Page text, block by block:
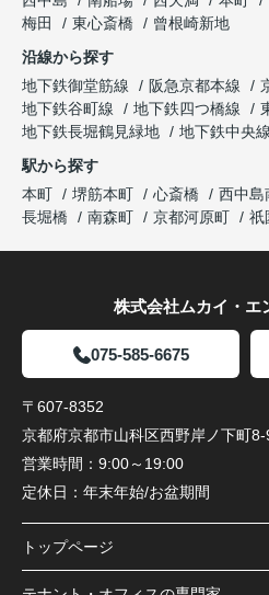
梅田
東心斎橋
曾根崎新地
沿線から探す
地下鉄御堂筋線
阪急京都本線
地下鉄谷町線
地下鉄四つ橋線
地下鉄長堀鶴見緑地
地下鉄中央線
駅から探す
本町
堺筋本町 心斎橋 西中島
長堀橋
南森町 京都河原町 祇
株式会社ムカイ・エ
075-585-6675
〒607-8352
京都府京都市山科区西野岸ノ下町8-
営業時間： 9:00～19:00
定休日： 年末年始/お盆期間
トップページ